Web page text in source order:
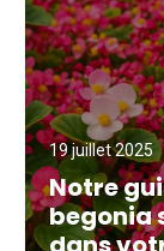
19 juillet 2025
Notre
begonia